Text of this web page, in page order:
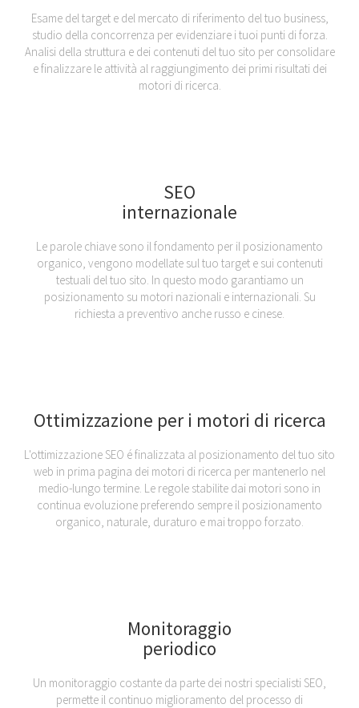
Esame del target e del mercato di riferimento del tuo business,
studio della concorrenza per evidenziare i tuoi punti di forza.
Analisi della struttura e dei contenuti del tuo sito per consolidare
e finalizzare le attività al raggiungimento dei primi risultati dei
motori di ricerca.
SEO
internazionale
Le parole chiave sono il fondamento per il posizionamento
organico, vengono modellate sul tuo target e sui contenuti
testuali del tuo sito. In questo modo garantiamo un
posizionamento su motori nazionali e internazionali. Su
richiesta a preventivo anche russo e cinese.
Ottimizzazione per i motori di ricerca
L'ottimizzazione SEO é finalizzata al posizionamento del tuo sito
web in prima pagina dei motori di ricerca per mantenerlo nel
medio-lungo termine. Le regole stabilite dai motori sono in
continua evoluzione preferendo sempre il posizionamento
organico, naturale, duraturo e mai troppo forzato.
Monitoraggio
periodico
Un monitoraggio costante da parte dei nostri specialisti SEO,
permette il continuo miglioramento del processo di